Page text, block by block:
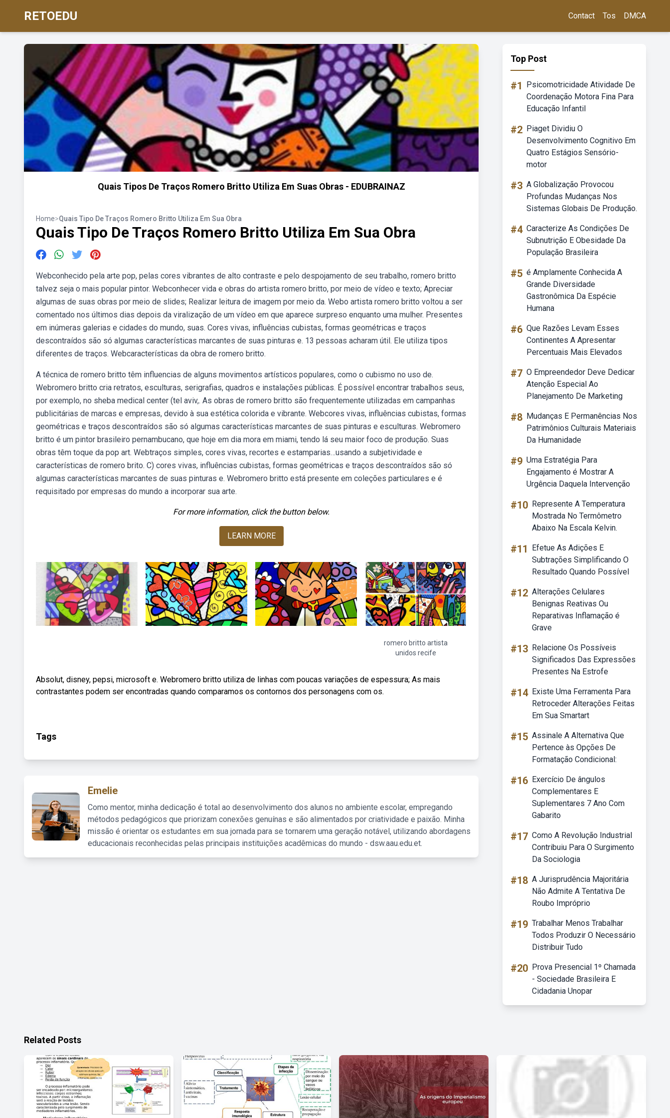
RETOEDU Contact Tos DMCA
Quais Tipos De Traços Romero Britto Utiliza Em Suas Obras - EDUBRAINAZ
Home>Quais Tipo De Traços Romero Britto Utiliza Em Sua Obra
Quais Tipo De Traços Romero Britto Utiliza Em Sua Obra
Webconhecido pela arte pop, pelas cores vibrantes de alto contraste e pelo despojamento de seu trabalho, romero britto
talvez seja o mais popular pintor. Webconhecer vida e obras do artista romero britto, por meio de vídeo e texto; Apreciar
algumas de suas obras por meio de slides; Realizar leitura de imagem por meio da. Webo artista romero britto voltou a ser
comentado nos últimos dias depois da viralização de um vídeo em que aparece surpreso enquanto uma mulher. Presentes
em inúmeras galerias e cidades do mundo, suas. Cores vivas, influências cubistas, formas geométricas e traços
descontraídos são só algumas características marcantes de suas pinturas e. 13 pessoas acharam útil. Ele utiliza tipos
diferentes de traços. Webcaracterísticas da obra de romero britto.
A técnica de romero britto têm influencias de alguns movimentos artísticos populares, como o cubismo no uso de.
Webromero britto cria retratos, esculturas, serigrafias, quadros e instalações públicas. É possível encontrar trabalhos seus,
por exemplo, no sheba medical center (tel aviv,. As obras de romero britto são frequentemente utilizadas em campanhas
publicitárias de marcas e empresas, devido à sua estética colorida e vibrante. Webcores vivas, influências cubistas, formas
geométricas e traços descontraídos são só algumas características marcantes de suas pinturas e esculturas. Webromero
britto é um pintor brasileiro pernambucano, que hoje em dia mora em miami, tendo lá seu maior foco de produção. Suas
obras têm toque da pop art. Webtraços simples, cores vivas, recortes e estamparias…usando a subjetividade e
características de romero brito. C) cores vivas, influências cubistas, formas geométricas e traços descontraídos são só
algumas características marcantes de suas pinturas e. Webromero britto está presente em coleções particulares e é
requisitado por empresas do mundo a incorporar sua arte.
For more information, click the button below.
LEARN MORE
romero britto artista
unidos recife
Absolut, disney, pepsi, microsoft e. Webromero britto utiliza de linhas com poucas variações de espessura; As mais
contrastantes podem ser encontradas quando comparamos os contornos dos personagens com os.
Tags
Emelie
Como mentor, minha dedicação é total ao desenvolvimento dos alunos no ambiente escolar, empregando
métodos pedagógicos que priorizam conexões genuínas e são alimentados por criatividade e paixão. Minha
missão é orientar os estudantes em sua jornada para se tornarem uma geração notável, utilizando abordagens
educacionais reconhecidas pelas principais instituições acadêmicas do mundo - dsw.aau.edu.et.
Top Post
#1
Psicomotricidade Atividade De
Coordenação Motora Fina Para
Educação Infantil
#2 Piaget Dividiu O
Desenvolvimento Cognitivo Em
Quatro Estágios Sensório-
motor
#3 A Globalização Provocou
Profundas Mudanças Nos
Sistemas Globais De Produção.
#4 Caracterize As Condições De
Subnutrição E Obesidade Da
População Brasileira
#5 é Amplamente Conhecida A
Grande Diversidade
Gastronômica Da Espécie
Humana
#6 Que Razões Levam Esses
Continentes A Apresentar
Percentuais Mais Elevados
#7 O Empreendedor Deve Dedicar
Atenção Especial Ao
Planejamento De Marketing
#8 Mudanças E Permanências Nos
Patrimônios Culturais Materiais
Da Humanidade
#9 Uma Estratégia Para
Engajamento é Mostrar A
Urgência Daquela Intervenção
#10 Represente A Temperatura
Mostrada No Termômetro
Abaixo Na Escala Kelvin.
#11
Efetue As Adições E
Subtrações Simplificando O
Resultado Quando Possível
#12 Alterações Celulares
Benignas Reativas Ou
Reparativas Inflamação é
Grave
#13 Relacione Os Possíveis
Significados Das Expressões
Presentes Na Estrofe
#14 Existe Uma Ferramenta Para
Retroceder Alterações Feitas
Em Sua Smartart
#15 Assinale A Alternativa Que
Pertence às Opções De
Formatação Condicional:
#16 Exercício De ângulos
Complementares E
Suplementares 7 Ano Com
Gabarito
#17 Como A Revolução Industrial
Contribuiu Para O Surgimento
Da Sociologia
#18 A Jurisprudência Majoritária
Não Admite A Tentativa De
Roubo Impróprio
#19 Trabalhar Menos Trabalhar
Todos Produzir O Necessário
Distribuir Tudo
#20 Prova Presencial 1º Chamada
- Sociedade Brasileira E
Cidadania Unopar
Related Posts